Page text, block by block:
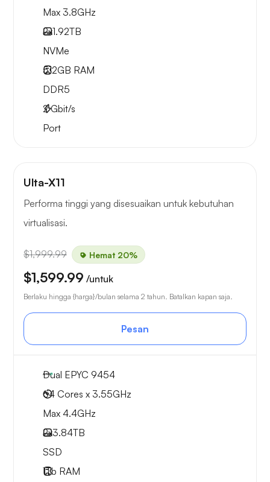
Max 3.8GHz
2x1.92TB
NVMe
512GB RAM
DDR5
2Gbit/s
Port
Ulta-X11
Performa tinggi yang disesuaikan untuk kebutuhan
virtualisasi.
$1,999.99 Hemat 20%
$1,599.99 /untuk
Berlaku hingga {harga}/bulan selama 2 tahun. Batalkan kapan saja.
Pesan
Dual EPYC 9454
64 Cores x 3.55GHz
Max 4.4GHz
2x3.84TB
SSD
1Tb RAM